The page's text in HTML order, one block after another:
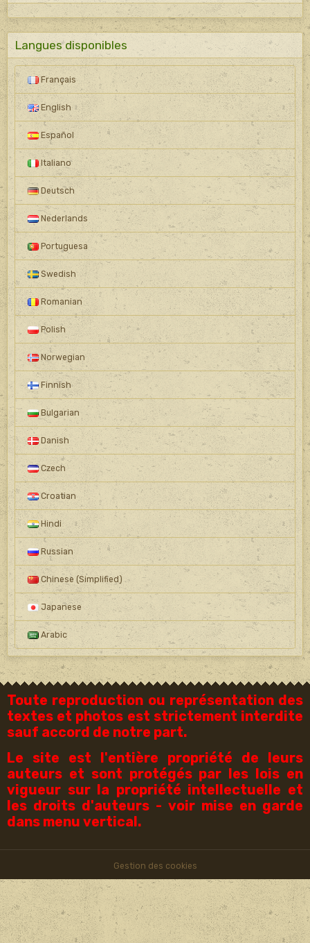
Langues disponibles
Français
English
Español
Italiano
Deutsch
Nederlands
Portuguesa
Swedish
Romanian
Polish
Norwegian
Finnish
Bulgarian
Danish
Czech
Croatian
Hindi
Russian
Chinese (Simplified)
Japanese
Arabic
Toute reproduction ou représentation des
textes et photos est strictement interdite
sauf accord de notre part.
Le site est l'entière propriété de leurs
auteurs et sont protégés par les lois en
vigueur sur la propriété intellectuelle et
les droits d'auteurs - voir mise en garde
dans menu vertical.
Gestion des cookies